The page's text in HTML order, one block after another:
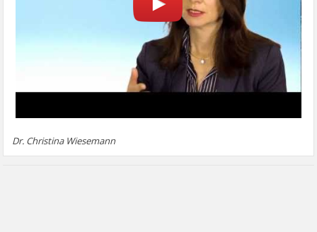
Dr. Christina Wiesemann